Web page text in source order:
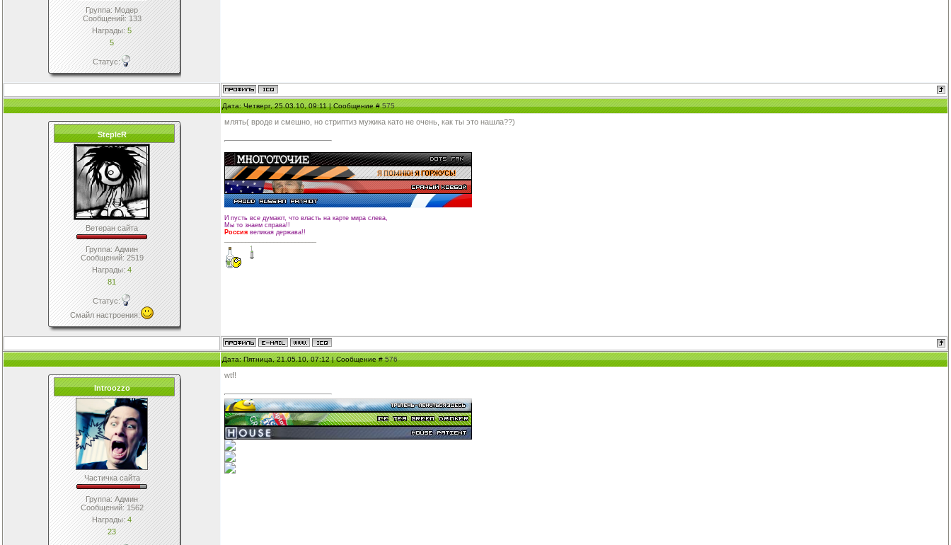
Группа: Модер
Сообщений:133
Награды:5
5
Статус:
Дата: Четверг, 25.03.10, 09:11 | Сообщение #575
StepleR
Ветеран сайта
Группа: Админ
Сообщений:2519
Награды:4
81
Статус:
Смайл настроения:
млять( вроде и смешно, но стриптиз мужика като не очень, как ты это нашла??)
И пусть все думают, что власть на карте мира слева,
Мы то знаем справа!!
Россия великая держава!!
Дата: Пятница, 21.05.10, 07:12 | Сообщение #576
Introozzo
Частичка сайта
Группа: Админ
Сообщений:1562
Награды:4
23
wtf!